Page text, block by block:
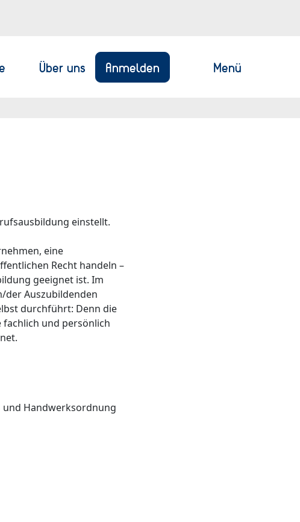
Über uns Anmelden Menü
einstellt.
eine
Recht handeln –
geeignet ist. Im
der Auszubildenden
durchführt: Denn die
und persönlich
und Handwerksordnung